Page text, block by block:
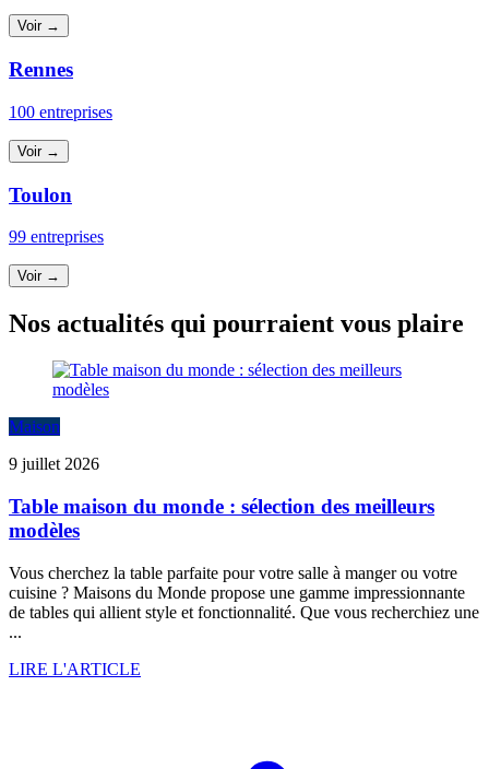
Voir →
Rennes
100 entreprises
Voir →
Toulon
99 entreprises
Voir →
Nos actualités qui pourraient vous plaire
Maison
9 juillet 2026
Table maison du monde : sélection des meilleurs
modèles
Vous cherchez la table parfaite pour votre salle à manger ou votre
cuisine ? Maisons du Monde propose une gamme impressionnante
de tables qui allient style et fonctionnalité. Que vous recherchiez une
...
LIRE L'ARTICLE